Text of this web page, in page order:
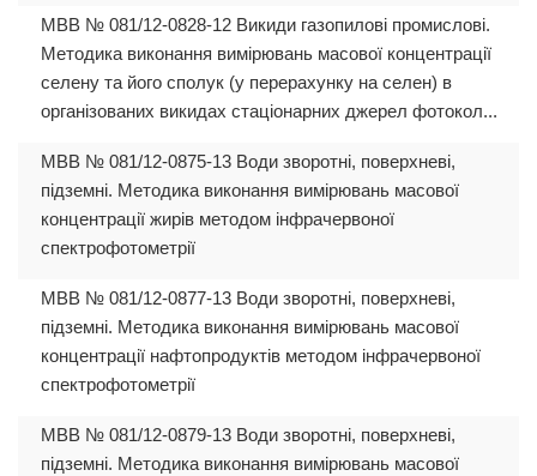
МВВ № 081/12-0828-12 Викиди газопилові промислові.
Методика виконання вимірювань масової концентрації
селену та його сполук (у перерахунку на селен) в
організованих викидах стаціонарних джерел фотокол...
МВВ № 081/12-0875-13 Води зворотні, поверхневі,
підземні. Методика виконання вимірювань масової
концентрації жирів методом інфрачервоної
спектрофотометрії
МВВ № 081/12-0877-13 Води зворотні, поверхневі,
підземні. Методика виконання вимірювань масової
концентрації нафтопродуктів методом інфрачервоної
спектрофотометрії
МВВ № 081/12-0879-13 Води зворотні, поверхневі,
підземні. Методика виконання вимірювань масової